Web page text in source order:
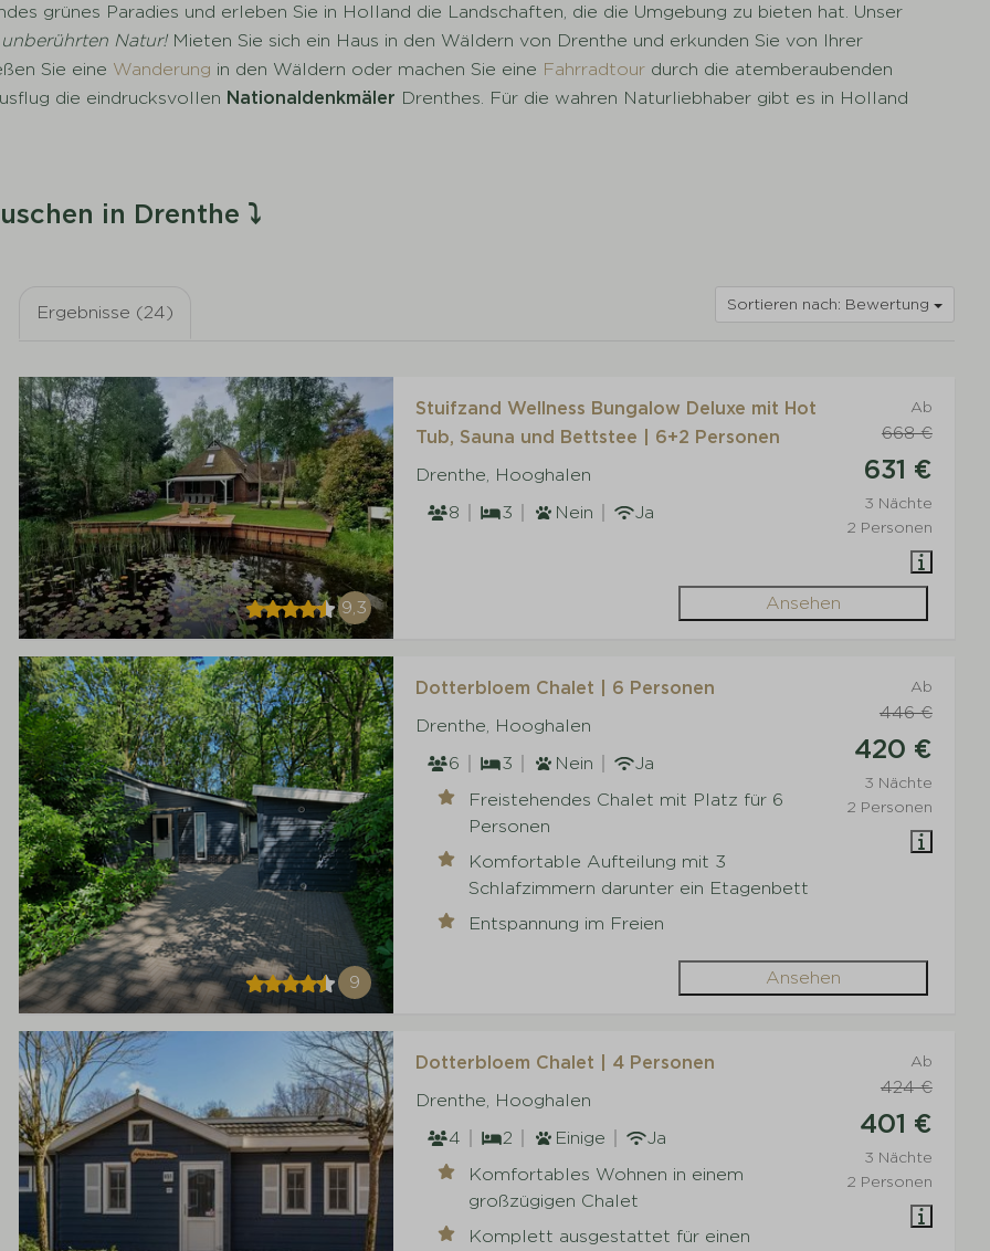
grünes Paradies und erleben Sie in Holland die Landschaften, die die Umgebung zu bieten hat. Unser
unberührten Natur!Mieten Sie sich ein Haus in den Wäldern von Drenthe und erkunden Sie von Ihrer
Sie eine Wanderung in den Wäldern oder machen Sie eine Fahrradtour durch die atemberaubenden
die eindrucksvollen Nationaldenkmäler Drenthes. Für die wahren Naturliebhaber gibt es in Holland
in Drenthe ⤵
Sortieren nach: Bewertung
Ergebnisse (24)
9,3
Ab
668 €
631 €
3 Nächte
2 Personen
Stuifzand Wellness Bungalow Deluxe mit Hot
Tub, Sauna und Bettstee | 6+2 Personen
Drenthe, Hooghalen
8
3 Nein Ja
Ansehen
9
Ab
446 €
420 €
3 Nächte
2 Personen
Dotterbloem Chalet | 6 Personen
Drenthe, Hooghalen
6
3 Nein
Ja
Freistehendes Chalet mit Platz für 6
Personen
Komfortable Aufteilung mit 3
Schlafzimmern darunter ein Etagenbett
Entspannung im Freien
Ansehen
Ab
424 €
401 €
3 Nächte
2 Personen
Dotterbloem Chalet | 4 Personen
Drenthe, Hooghalen
4
2 Einige
Ja
Komfortables Wohnen in einem
großzügigen Chalet
Komplett ausgestattet für einen